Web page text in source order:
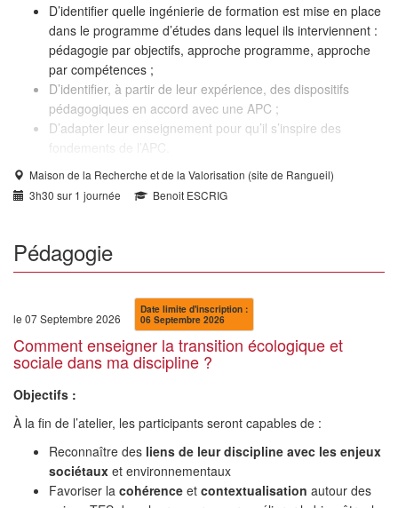
D’identifier quelle ingénierie de formation est mise en place
dans le programme d’études dans lequel ils interviennent :
pédagogie par objectifs, approche programme, approche
par compétences ;
D’identifier, à partir de leur expérience, des dispositifs
pédagogiques en accord avec une APC ;
D’adapter leur enseignement pour qu’il s’inspire des
fondements de l’APC.
Maison de la Recherche et de la Valorisation (site de Rangueil)
3h30 sur 1 journée
Benoit ESCRIG
Pédagogie
le 07 Septembre 2026
Date limite d'inscription :
06 Septembre 2026
Comment enseigner la transition écologique et
sociale dans ma discipline ?
Objectifs :
À la fin de l’atelier, les participants seront capables de :
Reconnaître des liens de leur discipline avec les enjeux
sociétaux et environnementaux
Favoriser la cohérence et contextualisation autour des